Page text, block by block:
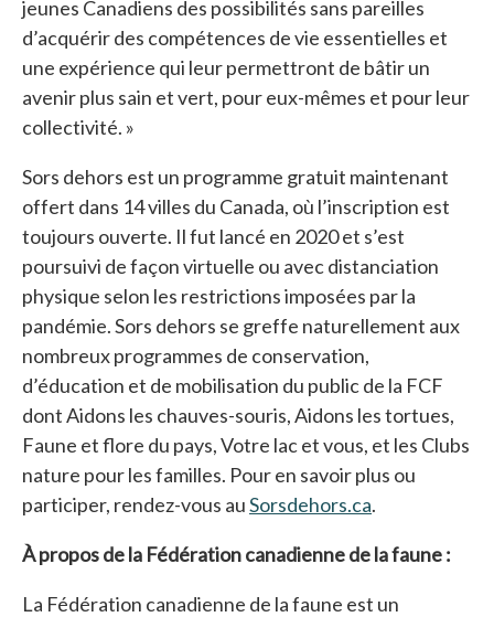
jeunes Canadiens des possibilités sans pareilles
d’acquérir des compétences de vie essentielles et
une expérience qui leur permettront de bâtir un
avenir plus sain et vert, pour eux-mêmes et pour leur
collectivité. »
Sors dehors est un programme gratuit maintenant
offert dans 14 villes du Canada, où l’inscription est
toujours ouverte. Il fut lancé en 2020 et s’est
poursuivi de façon virtuelle ou avec distanciation
physique selon les restrictions imposées par la
pandémie. Sors dehors se greffe naturellement aux
nombreux programmes de conservation,
d’éducation et de mobilisation du public de la FCF
dont Aidons les chauves-souris, Aidons les tortues,
Faune et flore du pays, Votre lac et vous, et les Clubs
nature pour les familles. Pour en savoir plus ou
participer, rendez-vous auSorsdehors.cas’ouvre dans
.
À propos de la Fédération canadienne de la faune :
La Fédération canadienne de la faune est un